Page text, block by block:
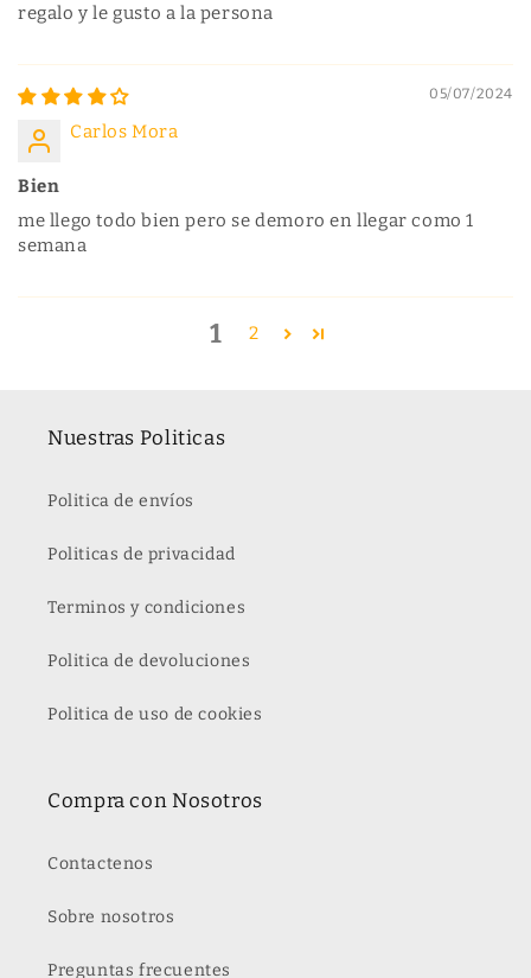
regalo y le gusto a la persona
05/07/2024
Carlos Mora
Bien
me llego todo bien pero se demoro en llegar como 1
semana
1 2
Nuestras Politicas
Politica de envíos
Politicas de privacidad
Terminos y condiciones
Politica de devoluciones
Politica de uso de cookies
Compra con Nosotros
Contactenos
Sobre nosotros
Preguntas frecuentes